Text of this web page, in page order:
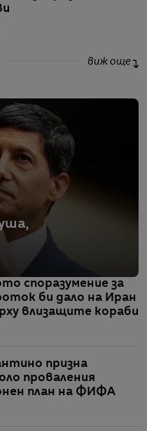
виж още
споразумение за
би дало на Иран
влизащите кораби
призна
проваления
план на ФИФА